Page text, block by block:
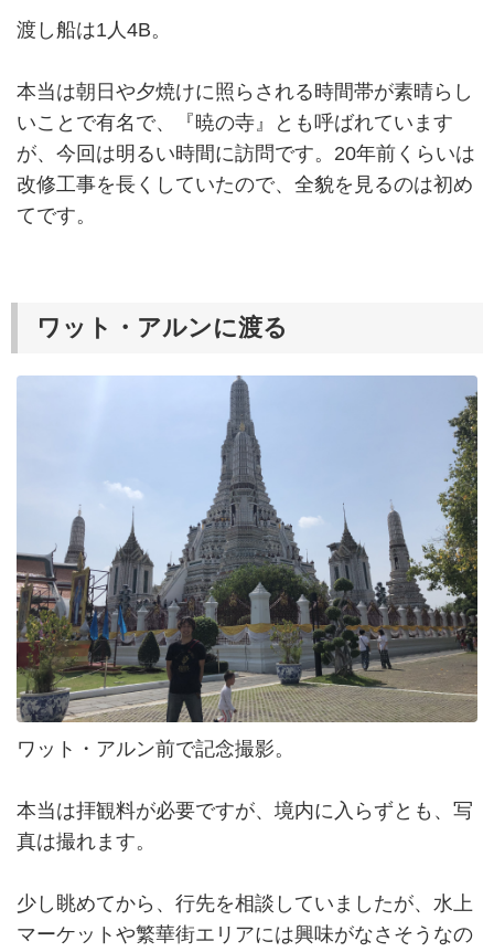
渡し船は1人4B。
本当は朝日や夕焼けに照らされる時間帯が素晴らし
いことで有名で、『暁の寺』とも呼ばれています
が、今回は明るい時間に訪問です。20年前くらいは
改修工事を長くしていたので、全貌を見るのは初め
てです。
ワット・アルンに渡る
ワット・アルン前で記念撮影。
本当は拝観料が必要ですが、境内に入らずとも、写
真は撮れます。
少し眺めてから、行先を相談していましたが、水上
マーケットや繁華街エリアには興味がなさそうなの